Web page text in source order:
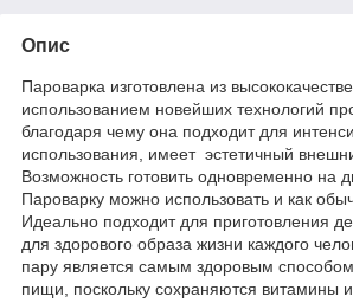
Опис
Пароварка изготовлена из
использованием новейших технологий
благодаря чему она подходит для
использования, имеет эстетичный
Возможность готовить одновременно на
Пароварку можно использовать и как
Идеально подходит для приготовления
для здорового образа жизни каждого
пару является самым здоровым
пищи, поскольку сохраняются витамины